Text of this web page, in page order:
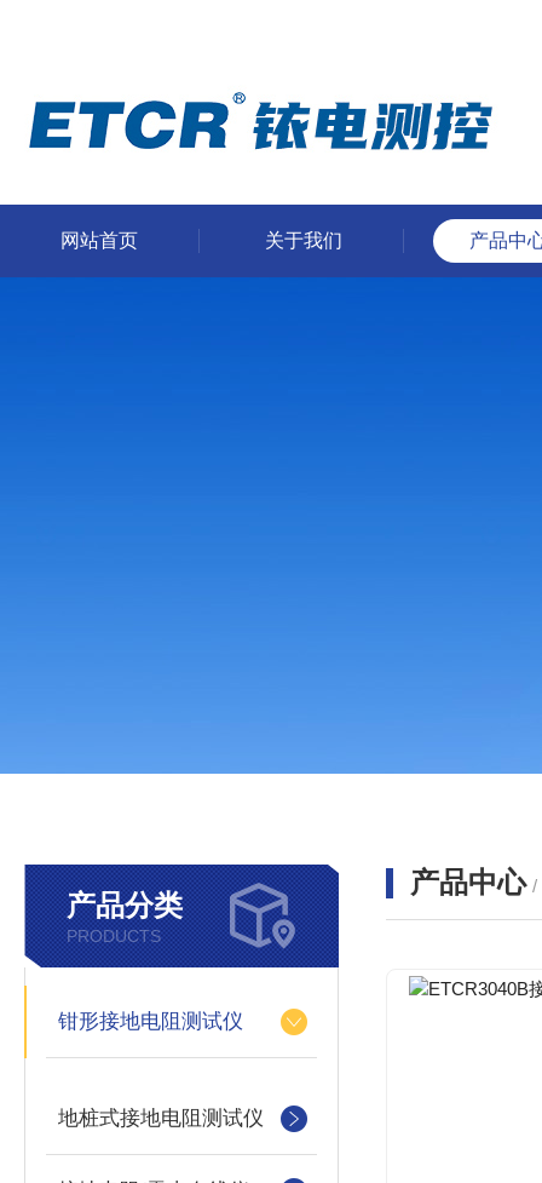
网站首页 关于我们 产品中
产品分类
PRODUCTS
钳形接地电阻测试仪
地桩式接地电阻测试仪
产品中心 /